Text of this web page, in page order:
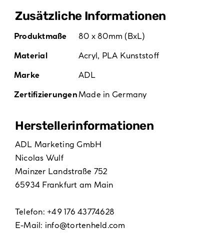
Zusätzliche Informationen
Produktmaße
80 x 80mm (BxL)
Material
Acryl, PLA Kunststoff
Marke
ADL
Zertifizierungen Made in Germany
Hersteller­informationen
ADL Marketing GmbH
Nicolas Wulf
Mainzer Landstraße 752
65934 Frankfurt am Main
Telefon: +49 176 43774628
E-Mail: info@tortenheld.com